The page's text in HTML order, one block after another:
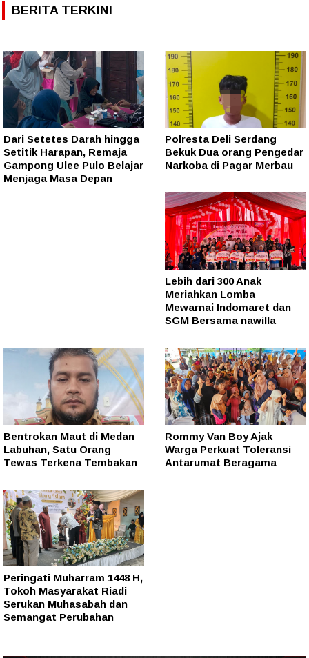
BERITA TERKINI
Dari Setetes Darah hingga
Setitik Harapan, Remaja
Gampong Ulee Pulo Belajar
Menjaga Masa Depan
Polresta Deli Serdang
Bekuk Dua orang Pengedar
Narkoba di Pagar Merbau
Lebih dari 300 Anak
Meriahkan Lomba
Mewarnai Indomaret dan
SGM Bersama nawilla
Bentrokan Maut di Medan
Labuhan, Satu Orang
Tewas Terkena Tembakan
Rommy Van Boy Ajak
Warga Perkuat Toleransi
Antarumat Beragama
Peringati Muharram 1448 H,
Tokoh Masyarakat Riadi
Serukan Muhasabah dan
Semangat Perubahan